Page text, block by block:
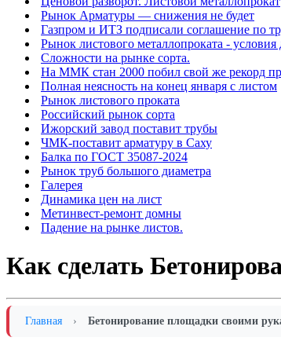
Рынок Арматуры — снижения не будет
Газпром и ИТЗ подписали соглашение по
Рынок листового металлопроката -
Сложности на рынке сорта.
На ММК стан 2000 побил свой же рекорд
Полная неясность на конец января с листом
Рынок листового проката
Российский рынок сорта
Ижорский завод поставит трубы
ЧМК-поставит арматуру в Саху
Балка по ГОСТ 35087-2024
Рынок труб большого диаметра
Галерея
Динамика цен на лист
Метинвест-ремонт домны
Падение на рынке листов.
Как сделать
Главная › Бетонирование площадки своими